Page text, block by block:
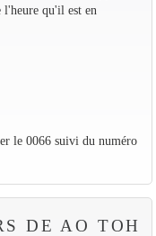
l'heure qu'il est en
le 0066 suivi du numéro
DE AO TOH